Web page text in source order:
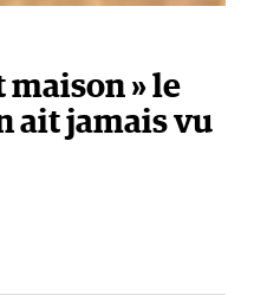
maison » le
ait jamais vu